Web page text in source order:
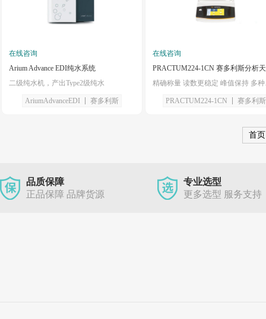
在线咨询
Arium Advance EDI纯水系统
二级纯水机，产出Type2级纯水
AriumAdvanceEDI 赛多利斯
在线咨询
PRACTUM224-1CN 赛多利斯分析
精
PRACTUM224-1CN 赛多利斯
首页
品质保障
正品保障 品牌货源
专业选型
更多选型 服务支持